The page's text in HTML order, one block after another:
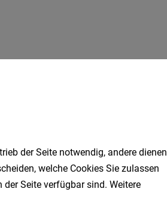
der Seite notwendig, andere dienen
welche Cookies Sie zulassen
Seite verfügbar sind. Weitere